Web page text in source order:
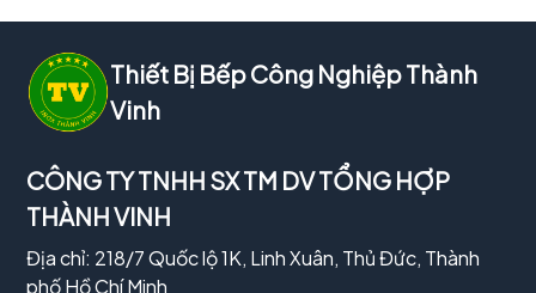
Thiết Bị Bếp Công Nghiệp Thành
Vinh
CÔNG TY TNHH SX TM DV TỔNG HỢP
THÀNH VINH
Địa chỉ: 218/7 Quốc lộ 1K, Linh Xuân, Thủ Đức, Thành
phố Hồ Chí Minh